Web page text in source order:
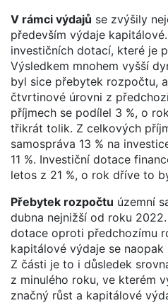
V rámci výdajů se zvýšily
především výdaje
investičních dotací, které je
Výsledkem mnohem vyšší
byl sice přebytek rozpočtu,
čtvrtinové úrovni z
příjmech se podílel 3 %, o
třikrát tolik. Z celkových
samospráva 13 % na
11 %. Investiční dotace
letos z 21 %, o rok dříve to
Přebytek rozpočtu územní
dubna nejnižší od roku
dotace oproti předchozímu
kapitálové výdaje se
Z části je to i důsledek
z minulého roku, ve kterém
značný růst a kapitálové